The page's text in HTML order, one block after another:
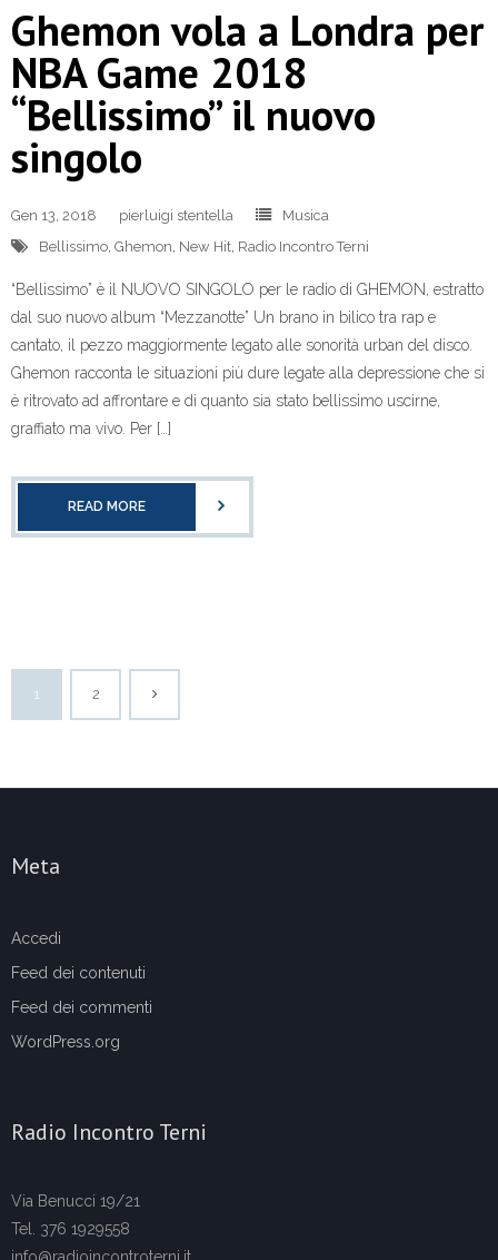
Ghemon vola a Londra per
NBA Game 2018
“Bellissimo” il nuovo
singolo
Gen 13, 2018 pierluigi stentella
Musica
Bellissimo Ghemon New Hit Radio Incontro Terni
“Bellissimo” è il NUOVO SINGOLO per le radio di GHEMON, estratto
dal suo nuovo album “Mezzanotte” Un brano in bilico tra rap e
cantato, il pezzo maggiormente legato alle sonorità urban del disco.
Ghemon racconta le situazioni più dure legate alla depressione che si
è ritrovato ad affrontare e di quanto sia stato bellissimo uscirne,
graffiato ma vivo. Per […]
READ MORE
1 2
Meta
Accedi
Feed dei contenuti
Feed dei commenti
WordPress.org
Radio Incontro Terni
Via Benucci 19/21
Tel. 376 1929558
info@radioincontroterni.it